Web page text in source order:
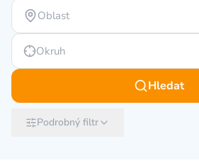
Oblast
Okruh
Hledat
Podrobný filtr